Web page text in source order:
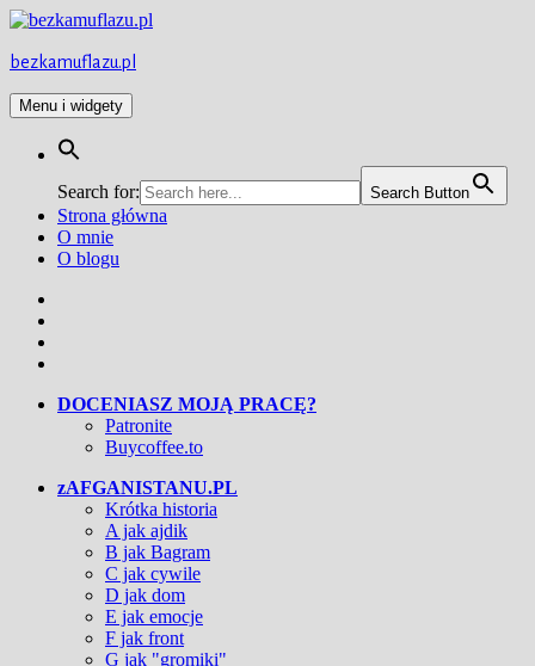
Przejdź
treści
bezkamuflazu.pl
Menu i widgety
Search for: Search Button
Strona główna
O mnie
O blogu
DOCENIASZ MOJĄ PRACĘ?
Patronite
Buycoffee.to
zAFGANISTANU.PL
Krótka historia
A jak ajdik
B jak Bagram
C jak cywile
D jak dom
E jak emocje
F jak front
G jak "gromiki"